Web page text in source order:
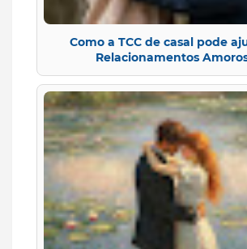
Como a TCC de casal pode
Relacionamentos